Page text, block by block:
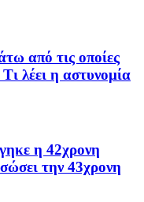
από τις οποίες
λέει η αστυνομία
η 42χρονη
την 43χρονη